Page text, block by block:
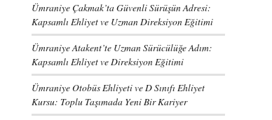
Ümraniye Çakmak’ta Güvenli Sürüşün Adresi:
Kapsamlı Ehliyet ve Uzman Direksiyon Eğitimi
Ümraniye Atakent’te Uzman Sürücülüğe Adım:
Kapsamlı Ehliyet ve Direksiyon Eğitimi
Ümraniye Otobüs Ehliyeti ve D Sınıfı Ehliyet
Kursu: Toplu Taşımada Yeni Bir Kariyer